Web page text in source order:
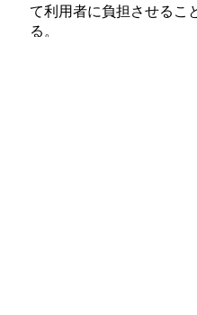
て利用者に負担させるこ
る。